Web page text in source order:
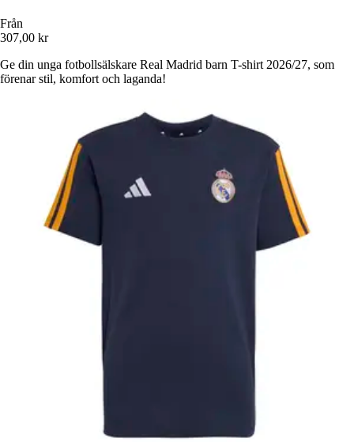
Från
307,00 kr
Ge din unga fotbollsälskare Real Madrid barn T-shirt 2026/27, som
förenar stil, komfort och laganda!